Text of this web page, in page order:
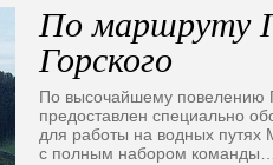
По маршруту
Горского
По высочайшему повелению
предоставлен специально
для работы на водных путях
с полным набором